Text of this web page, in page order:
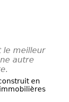
le meilleur
autre
en